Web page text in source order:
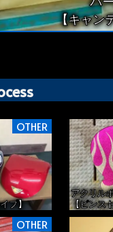
【キャン
OTHER
プ】
アクリル
【ピンス
OTHER